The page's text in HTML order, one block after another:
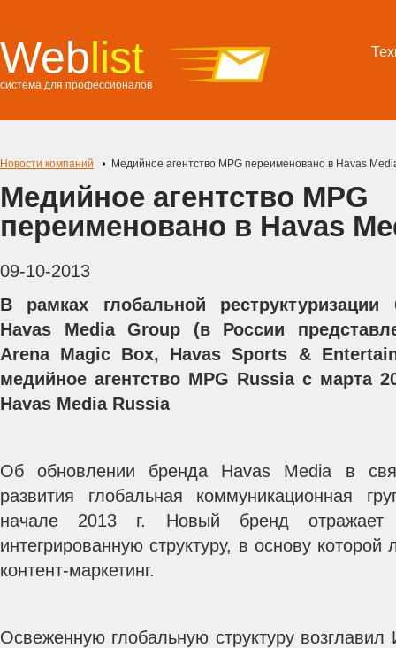
Weblist
система для профессионалов
Новости компаний Медийное агентство MPG переименовано в Havas
Медийное агентство MPG
переименовано в Havas
09-10-2013
В рамках глобальной
Havas Media Group (в России
Arena Magic Box, Havas Sports &
медийное агентство MPG Russia с марта
Havas Media Russia
Об обновлении бренда Havas Media в
развития глобальная коммуникационная
начале 2013 г. Новый бренд
интегрированную структуру, в основу которой
контент-маркетинг.
Освеженную глобальную структуру возглавил